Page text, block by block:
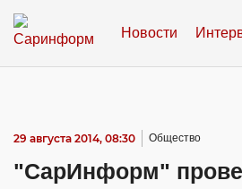
Новости
29 августа 2014, 08:30 Общество
"СарИнформ"